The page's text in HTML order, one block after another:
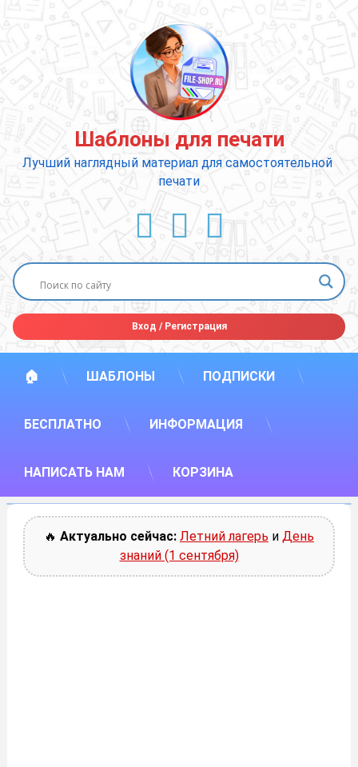
содержимому
Шаблоны для печати
Лучший наглядный материал для самостоятельной
печати
ВКонтакте
YouTube
E-mail
Вход /Регистрация
🏠 ШАБЛОНЫ ПОДПИСКИ
БЕСПЛАТНО ИНФОРМАЦИЯ
НАПИСАТЬ НАМ КОРЗИНА
🔥 Актуально сейчас: Летний лагерь и День
знаний (1 сентября)